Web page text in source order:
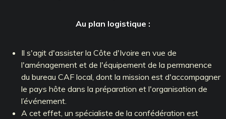
Au plan logistique :
Il s'agit d'assister la Côte d'Ivoire en vue de
l'aménagement et de l'équipement de la permanence
du bureau CAF local, dont la mission est d'accompagner
le pays hôte dans la préparation et l'organisation de
l’événement.
A cet effet, un spécialiste de la confédération est